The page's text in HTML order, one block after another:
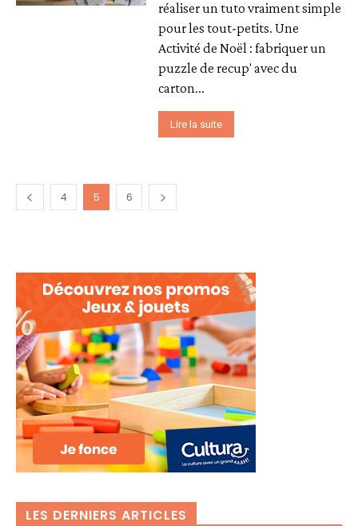
réaliser un tuto vraiment simple
pour les tout-petits. Une
Activité de Noël : fabriquer un
puzzle de recup' avec du
carton...
Lire la suite
4 5 6
LES DERNIERS ARTICLES